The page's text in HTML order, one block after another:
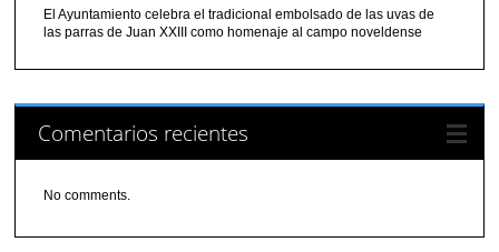
El Ayuntamiento celebra el tradicional embolsado de las uvas de
las parras de Juan XXIII como homenaje al campo noveldense
Comentarios recientes
No comments.